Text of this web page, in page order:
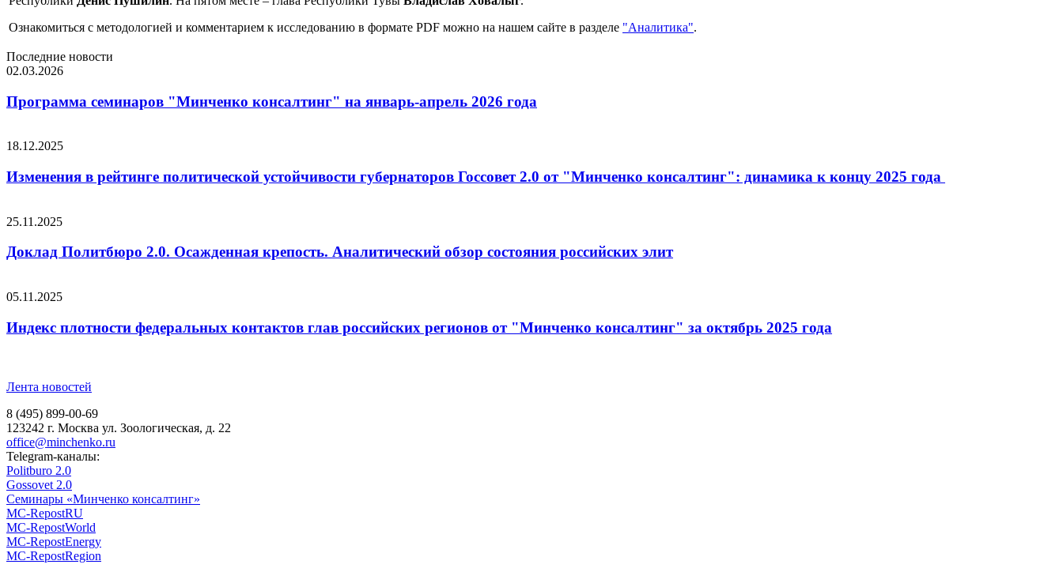
Ознакомиться с методологией и комментарием к исследованию в формате PDF можно на нашем сайте в разделе "Аналитика".
Последние новости
02.03.2026
Программа семинаров "Минченко консалтинг" на январь-апрель 2026 года
18.12.2025
Изменения в рейтинге политической устойчивости губернаторов Госсовет 2.0 от "Минченко консалтинг": динамика к концу 2025 года
25.11.2025
Доклад Политбюро 2.0. Осажденная крепость. Аналитический обзор состояния российских элит
05.11.2025
Индекс плотности федеральных контактов глав российских регионов от "Минченко консалтинг" за октябрь 2025 года
Лента новостей
8 (495) 899-00-69
123242 г. Москва ул. Зоологическая, д. 22
office@minchenko.ru
Telegram-каналы:
Politburo 2.0
Gossovet 2.0
Семинары «Минченко консалтинг»
MC-RepostRU
MC-RepostWorld
MC-RepostEnergy
MC-RepostRegion